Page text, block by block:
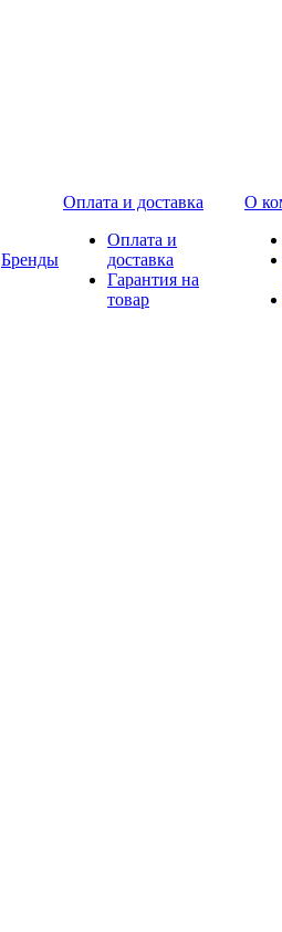
Бренды
Оплата и доставка
Оплата и
доставка
Гарантия на
товар
О